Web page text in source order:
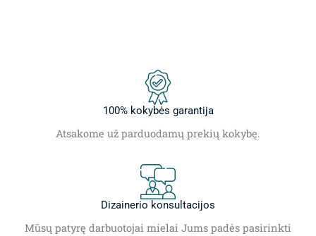
100% kokybės garantija
Atsakome už parduodamų prekių kokybę.
Dizainerio konsultacijos
Mūsų patyrę darbuotojai mielai Jums padės pasirinkti